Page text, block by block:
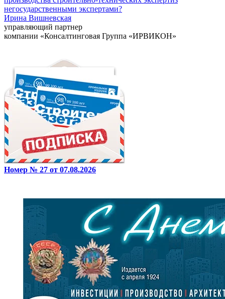
негосударственными экспертами?
Ирина Вишневская
управляющий партнер
компании «Консалтинговая Группа «ИРВИКОН»
Номер № 27 от 07.08.2026